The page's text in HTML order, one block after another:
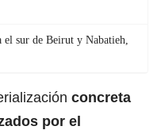
sur de Beirut y Nabatieh,
concreta
por el